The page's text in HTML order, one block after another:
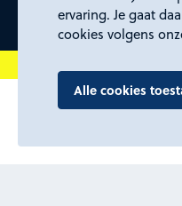
ervaring. Je gaat
cookies volgens
Alle cookies